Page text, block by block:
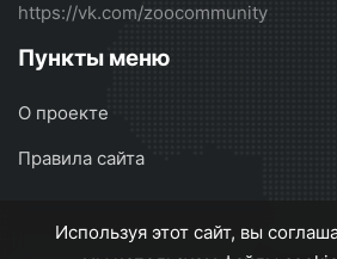
https://vk.com/zoocommunity
Пункты меню
О проекте
Правила сайта
Используя этот сайт, вы